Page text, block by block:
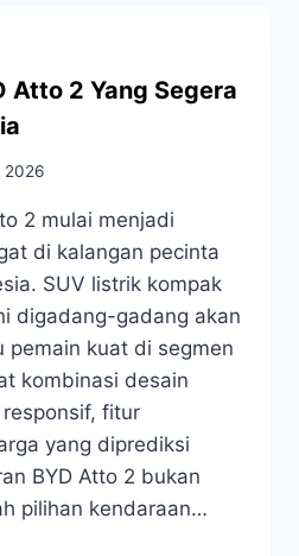
Atto 2 Yang Segera
2026
2 mulai menjadi
di kalangan pecinta
SUV listrik kompak
digadang-gadang akan
pemain kuat di segmen
kombinasi desain
fitur
yang diprediksi
BYD Atto 2 bukan
pilihan kendaraan…